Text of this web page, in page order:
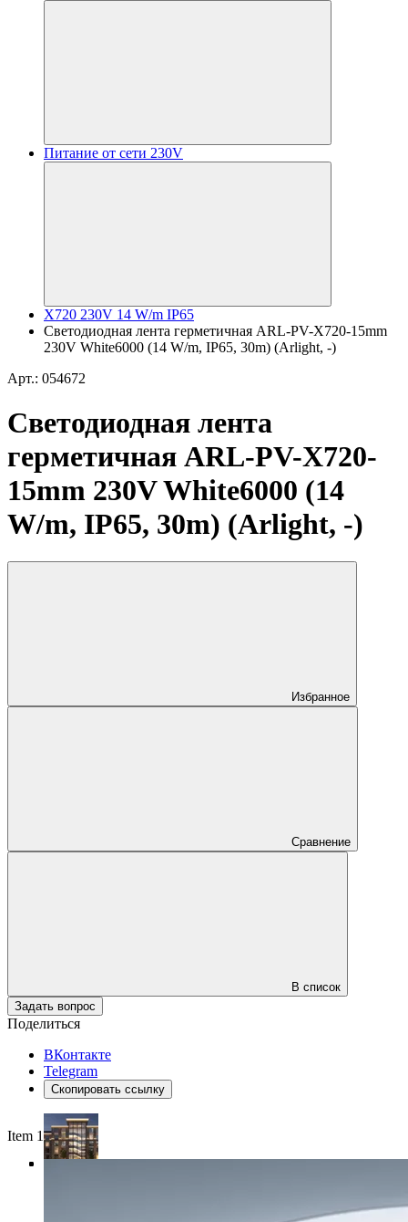
Питание от сети 230V
X720 230V 14 W/m IP65
Светодиодная лента герметичная ARL-PV-X720-15mm
230V White6000 (14 W/m, IP65, 30m) (Arlight, -)
Арт.: 054672
Светодиодная лента
герметичная ARL-PV-X720-
15mm 230V White6000 (14
W/m, IP65, 30m) (Arlight, -)
Избранное
Сравнение
В список
Задать вопрос
Поделиться
ВКонтакте
Telegram
Скопировать ссылку
Item 1 of 4